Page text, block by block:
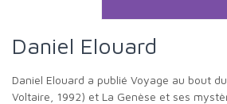
Daniel Elouard
Daniel Elouard a publié Voyage au bout du tourisme (Quai
Voltaire, 1992) et La Genèse et ses